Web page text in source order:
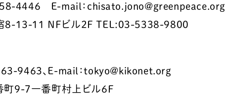
4446 E-mail：chisato.jono@greenpeace.org
13-11 NFビル2F TEL:03-5338-9800
9463、E-mail：tokyo@kikonet.org
9-7一番町村上ビル6F